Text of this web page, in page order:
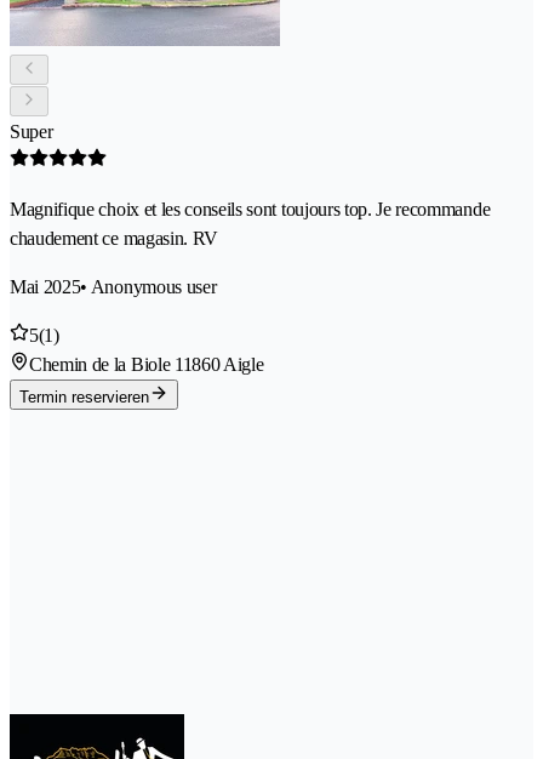
Super
Magnifique choix et les conseils sont toujours top. Je recommande
chaudement ce magasin. RV
Mai 2025• Anonymous user
5(1)
Chemin de la Biole 11860 Aigle
Termin reservieren